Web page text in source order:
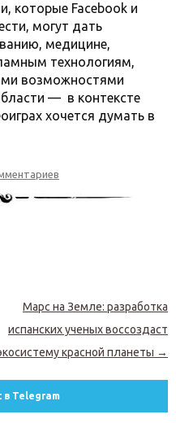
которые Facebook и
могут дать
медицине,
технологиям,
возможностями
— в контексте
хочется думать в
Марс на Земле: разработка
испанских ученых воссоздаст
красной планеты →
в Telegram